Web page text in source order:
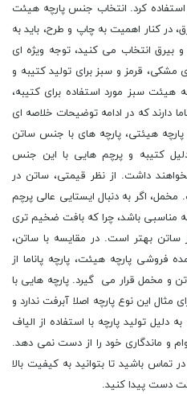
استفاده کرد. انتخاب جنس پارچه هیئت
در کنار اهمیت به چاپ و طرح، باید به
بیرق انتخاب می کنید، توجه ویژه ای
قرمز و سبز برای تولید کتیبه و
هیئت سبز مورد استفاده برای کتیبه،
دارند که در ادامه توضیحات خلاصه ای
هیئتی، پارچه های با جنس ساتن
کتیبه و پرچم هایی با این جنس
داشت. از نظر قیمتی، ساتن در
مخمل، اگر به دنبال ایستایی عالی پرچم
مناسبی باشد، چرا که بافت ضخیم تری
ساتن بهتر است. در مقایسه با ساتن،
فروشی پارچه هیئت، پارچه پاناما از
و مخمل قرار می گیرد. پارچه هایی با
مثال این نوع پارچه اصلا آبرفت ندارد و
دلیل تولید پارچه با استفاده از الیاف
و ماندگاری خود را از دست نمی دهد.
تماس باشید تا بتوانید به کیفیت بالا
دست پیدا کنید.